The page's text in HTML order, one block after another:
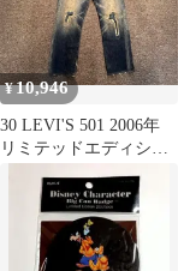
¥10,946
30 LEVI'S 501 2006年
リミテッドエディショ